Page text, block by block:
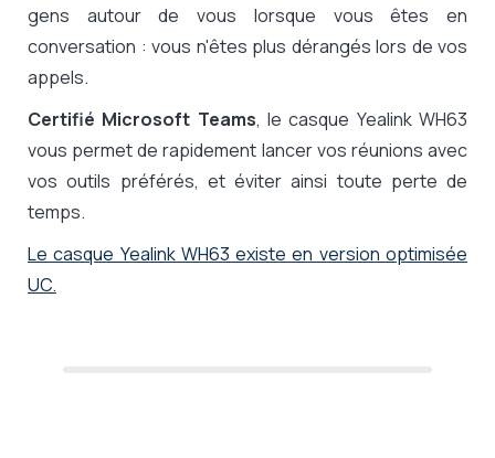
gens autour de vous lorsque vous êtes en
conversation : vous n'êtes plus dérangés lors de vos
appels.
Certifié Microsoft Teams, le casque Yealink WH63
vous permet de rapidement lancer vos réunions avec
vos outils préférés, et éviter ainsi toute perte de
temps.
Le casque Yealink WH63 existe en version optimisée
UC.